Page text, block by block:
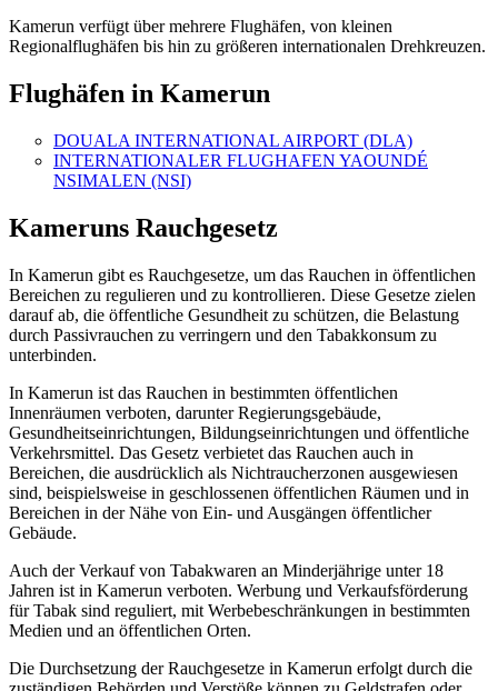
Kamerun verfügt über mehrere Flughäfen, von kleinen
Regionalflughäfen bis hin zu größeren internationalen Drehkreuzen.
Flughäfen in Kamerun
DOUALA INTERNATIONAL AIRPORT (DLA)
INTERNATIONALER FLUGHAFEN YAOUNDÉ
NSIMALEN (NSI)
Kameruns Rauchgesetz
In Kamerun gibt es Rauchgesetze, um das Rauchen in öffentlichen
Bereichen zu regulieren und zu kontrollieren. Diese Gesetze zielen
darauf ab, die öffentliche Gesundheit zu schützen, die Belastung
durch Passivrauchen zu verringern und den Tabakkonsum zu
unterbinden.
In Kamerun ist das Rauchen in bestimmten öffentlichen
Innenräumen verboten, darunter Regierungsgebäude,
Gesundheitseinrichtungen, Bildungseinrichtungen und öffentliche
Verkehrsmittel. Das Gesetz verbietet das Rauchen auch in
Bereichen, die ausdrücklich als Nichtraucherzonen ausgewiesen
sind, beispielsweise in geschlossenen öffentlichen Räumen und in
Bereichen in der Nähe von Ein- und Ausgängen öffentlicher
Gebäude.
Auch der Verkauf von Tabakwaren an Minderjährige unter 18
Jahren ist in Kamerun verboten. Werbung und Verkaufsförderung
für Tabak sind reguliert, mit Werbebeschränkungen in bestimmten
Medien und an öffentlichen Orten.
Die Durchsetzung der Rauchgesetze in Kamerun erfolgt durch die